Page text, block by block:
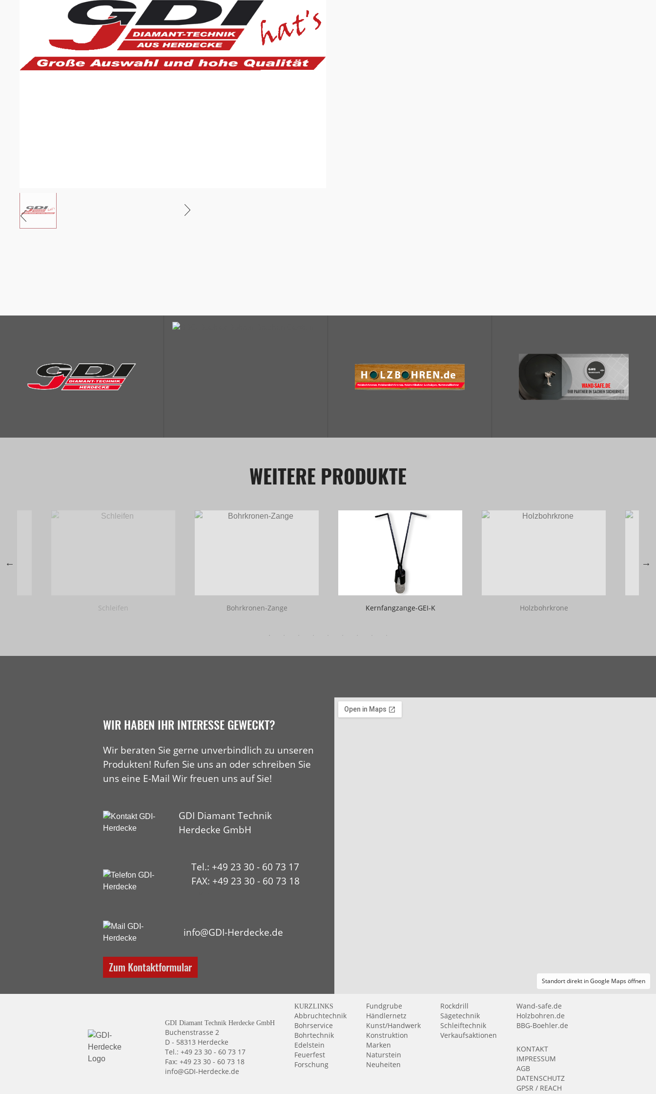
WEITERE PRODUKTE
Schleifen Bohrkronen-Zange Kernfangzange-GEI-K Holzbohrkrone
WIR HABEN IHR INTERESSE GEWECKT?
Wir beraten Sie gerne unverbindlich zu unseren
Produkten! Rufen Sie uns an oder schreiben Sie
uns eine E-Mail Wir freuen uns auf Sie!
GDI Diamant Technik
Herdecke GmbH
Tel.: +49 23 30 - 60 73 17
FAX: +49 23 30 - 60 73 18
info@GDI-Herdecke.de
Zum Kontaktformular
Standort direkt in Google Maps öffnen
GDI Diamant Technik Herdecke GmbH
Buchenstrasse 2
D - 58313 Herdecke
Tel.: +49 23 30 - 60 73 17
Fax: +49 23 30 - 60 73 18
info@GDI-Herdecke.de
KURZLINKS
Abbruchtechnik
Bohrservice
Bohrtechnik
Edelstein
Feuerfest
Forschung
Fundgrube
Händlernetz
Kunst/Handwerk
Konstruktion
Marken
Naturstein
Neuheiten
Rockdrill
Sägetechnik
Schleiftechnik
Verkaufsaktionen
Wand-safe.de
Holzbohren.de
BBG-Boehler.de
KONTAKT
IMPRESSUM
AGB
DATENSCHUTZ
GPSR / REACH